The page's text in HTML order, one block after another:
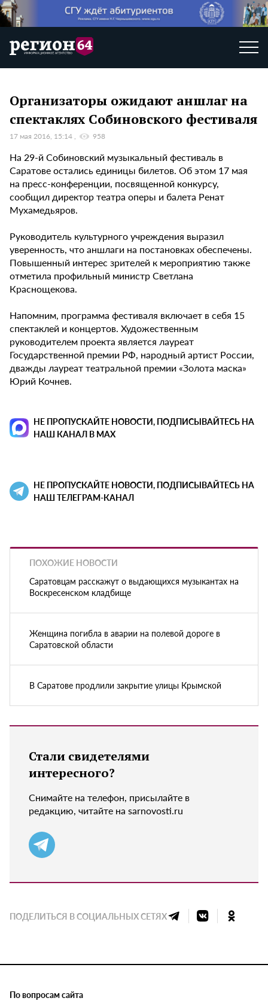
Организаторы ожидают аншлаг на
спектаклях Собиновского фестиваля
17 мая 2016, 15:14 958
На 29-й Собиновский музыкальный фестиваль в
Саратове остались единицы билетов. Об этом 17 мая
на пресс-конференции, посвященной конкурсу,
сообщил директор театра оперы и балета Ренат
Мухамедьяров.
Руководитель культурного учреждения выразил
уверенность, что аншлаги на постановках обеспечены.
Повышенный интерес зрителей к мероприятию также
отметила профильный министр Светлана
Краснощекова.
Напомним, программа фестиваля включает в себя 15
спектаклей и концертов. Художественным
руководителем проекта является лауреат
Государственной премии РФ, народный артист России,
дважды лауреат театральной премии «Золота маска»
Юрий Кочнев.
НЕ ПРОПУСКАЙТЕ НОВОСТИ, ПОДПИСЫВАЙТЕСЬ НА
НАШ КАНАЛ В MAX
НЕ ПРОПУСКАЙТЕ НОВОСТИ, ПОДПИСЫВАЙТЕСЬ НА
НАШ ТЕЛЕГРАМ-КАНАЛ
ПОХОЖИЕ НОВОСТИ
Саратовцам расскажут о выдающихся музыкантах на
Воскресенском кладбище
Женщина погибла в аварии на полевой дороге в
Саратовской области
В Саратове продлили закрытие улицы Крымской
Стали свидетелями
интересного?
Снимайте на телефон, присылайте в
редакцию, читайте на sarnovosti.ru
ПОДЕЛИТЬСЯ В СОЦИАЛЬНЫХ СЕТЯХ
По вопросам сайта